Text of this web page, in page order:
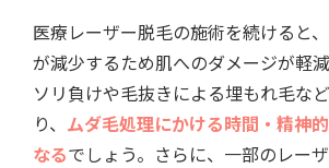
医療レーザー脱毛の施術を続けると
が減少するため肌へのダメージが軽
ソリ負けや毛抜きによる埋もれ毛な
り、 ムダ毛処理にかける時間・精神
なるでしょう。さらに、一部のレー